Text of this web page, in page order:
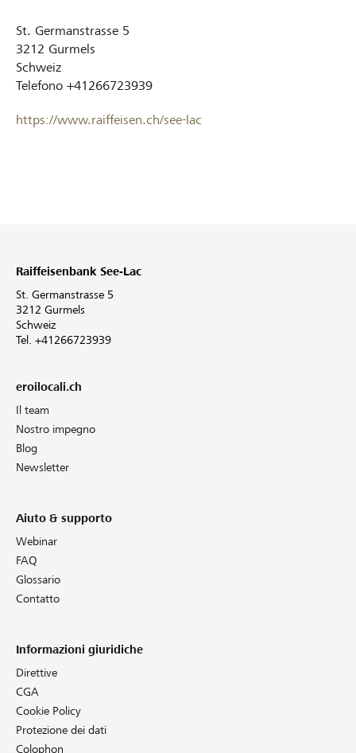
St. Germanstrasse 5
3212 Gurmels
Schweiz
Telefono +41266723939
https://www.raiffeisen.ch/see-lac
Raiffeisenbank See-Lac
St. Germanstrasse 5
3212 Gurmels
Schweiz
Tel. +41266723939
eroilocali.ch
Il team
Nostro impegno
Blog
Newsletter
Aiuto & supporto
Webinar
FAQ
Glossario
Contatto
Informazioni giuridiche
Direttive
CGA
Cookie Policy
Protezione dei dati
Colophon